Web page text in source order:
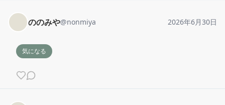
ののみや@nonmiya 2026年6月30日
気になる